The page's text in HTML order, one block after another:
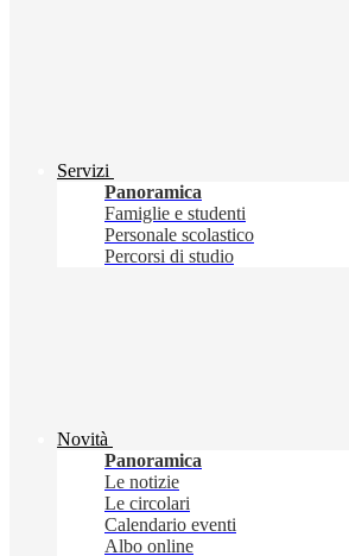
Servizi
Panoramica
Famiglie e studenti
Personale scolastico
Percorsi di studio
Novità
Panoramica
Le notizie
Le circolari
Calendario eventi
Albo online